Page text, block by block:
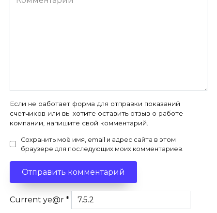
Если не работает форма для отправки показаний
счетчиков или вы хотите оставить отзыв о работе
компании, напишите свой комментарий.
Сохранить моё имя, email и адрес сайта в этом
браузере для последующих моих комментариев.
Current ye@r *